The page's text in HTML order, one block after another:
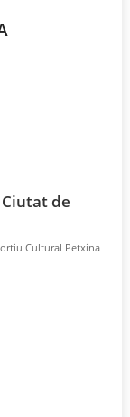
de
Cultural Petxina